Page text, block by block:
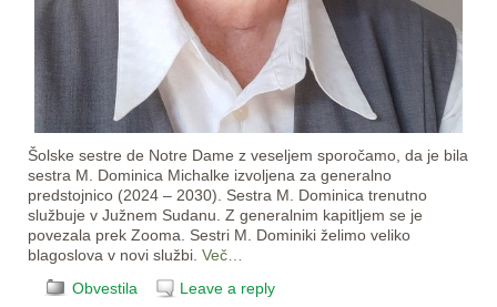
Šolske sestre de Notre Dame z veseljem sporočamo, da je bila
sestra M. Dominica Michalke izvoljena za generalno
predstojnico (2024 – 2030). Sestra M. Dominica trenutno
službuje v Južnem Sudanu. Z generalnim kapitljem se je
povezala prek Zooma. Sestri M. Dominiki želimo veliko
blagoslova v novi službi. Več…
Obvestila
Leave a reply